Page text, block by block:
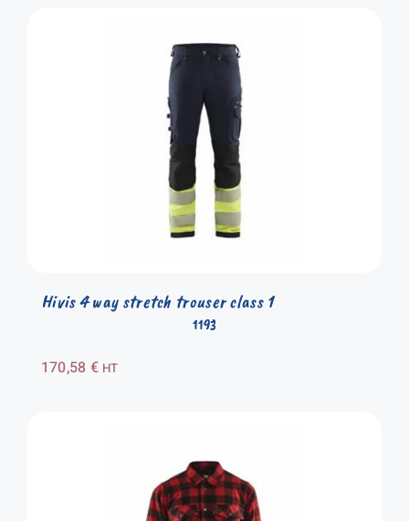
1193
Hivis 4 way stretch trouser class 1
170,58 € HT